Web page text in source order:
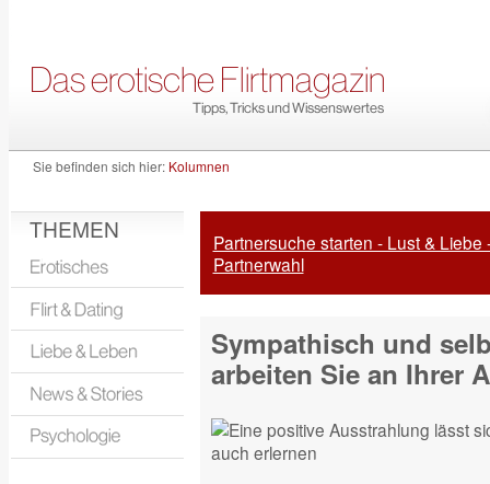
Sie befinden sich hier: Kolumnen
THEMEN
Partnersuche starten - Lust & Liebe
Partnerwahl
Sympathisch und
arbeiten Sie an Ihrer